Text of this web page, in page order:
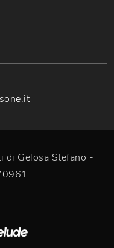
Gelosa Stefano -